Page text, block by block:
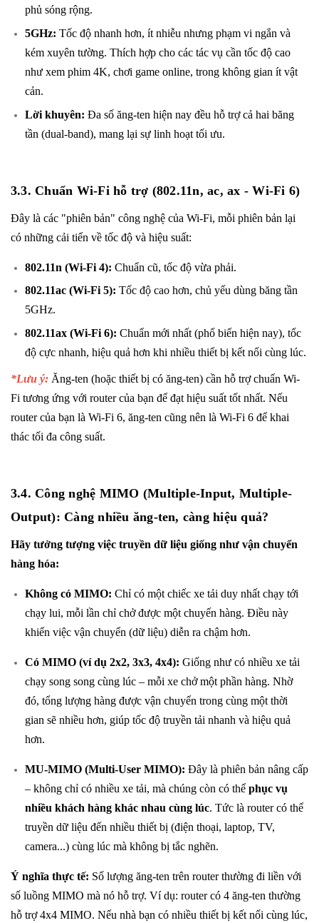
phủ sóng rộng.
5GHz: Tốc độ nhanh hơn, ít nhiễu nhưng phạm vi ngắn và
kém xuyên tường. Thích hợp cho các tác vụ cần tốc độ cao
như xem phim 4K, chơi game online, trong không gian ít vật
cản.
Lời khuyên: Đa số ăng-ten hiện nay đều hỗ trợ cả hai băng
tần (dual-band), mang lại sự linh hoạt tối ưu.
3.3. Chuẩn Wi-Fi hỗ trợ (802.11n, ac, ax - Wi-Fi 6)
Đây là các "phiên bản" công nghệ của Wi-Fi, mỗi phiên bản lại
có những cải tiến về tốc độ và hiệu suất:
802.11n (Wi-Fi 4): Chuẩn cũ, tốc độ vừa phải.
802.11ac (Wi-Fi 5): Tốc độ cao hơn, chủ yếu dùng băng tần
5GHz.
802.11ax (Wi-Fi 6): Chuẩn mới nhất (phổ biến hiện nay), tốc
độ cực nhanh, hiệu quả hơn khi nhiều thiết bị kết nối cùng lúc.
*Lưu ý: Ăng-ten (hoặc thiết bị có ăng-ten) cần hỗ trợ chuẩn Wi-
Fi tương ứng với router của bạn để đạt hiệu suất tốt nhất. Nếu
router của bạn là Wi-Fi 6, ăng-ten cũng nên là Wi-Fi 6 để khai
thác tối đa công suất.
3.4. Công nghệ MIMO (Multiple-Input, Multiple-
Output): Càng nhiều ăng-ten, càng hiệu quả?
Hãy tưởng tượng việc truyền dữ liệu giống như vận chuyển
hàng hóa:
Không có MIMO: Chỉ có một chiếc xe tải duy nhất chạy tới
chạy lui, mỗi lần chỉ chở được một chuyến hàng. Điều này
khiến việc vận chuyển (dữ liệu) diễn ra chậm hơn.
Có MIMO (ví dụ 2x2, 3x3, 4x4): Giống như có nhiều xe tải
chạy song song cùng lúc – mỗi xe chở một phần hàng. Nhờ
đó, tổng lượng hàng được vận chuyển trong cùng một thời
gian sẽ nhiều hơn, giúp tốc độ truyền tải nhanh và hiệu quả
hơn.
MU-MIMO (Multi-User MIMO): Đây là phiên bản nâng cấp
– không chỉ có nhiều xe tải, mà chúng còn có thể phục vụ
nhiều khách hàng khác nhau cùng lúc. Tức là router có thể
truyền dữ liệu đến nhiều thiết bị (điện thoại, laptop, TV,
camera...) cùng lúc mà không bị tắc nghẽn.
Ý nghĩa thực tế: Số lượng ăng-ten trên router thường đi liền với
số luồng MIMO mà nó hỗ trợ. Ví dụ: router có 4 ăng-ten thường
hỗ trợ 4x4 MIMO. Nếu nhà bạn có nhiều thiết bị kết nối cùng lúc,